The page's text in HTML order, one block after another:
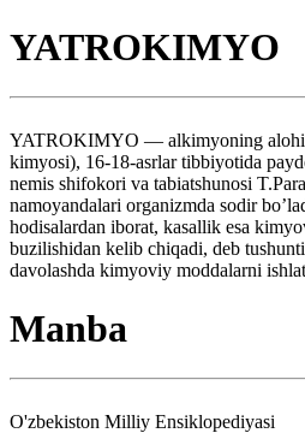
YATROKIMYO
YATROKIMYO — alkimyoning
kimyosi), 16-18-asrlar tibbiyotida
nemis shifokori va tabiatshunosi
namoyandalari organizmda sodir
hodisalardan iborat, kasallik esa
buzilishidan kelib chiqadi, deb
davolashda kimyoviy moddalarni
Manba
O'zbekiston Milliy Ensiklopediyasi